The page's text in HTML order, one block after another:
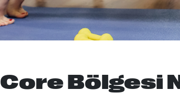
Core Bölgesi